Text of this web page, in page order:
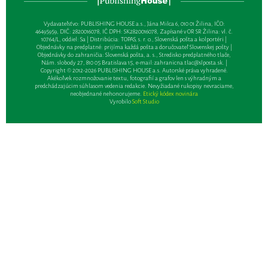
Vydavateľsťvo: PUBLISHING HOUSE a.s., Jána Milca 6, 010 01 Žilina, IČO:
46495959, DIČ: 2820016078, IČ DPH: SK2820016078, Zapísané v OR SR Žilina: vl. č.
10764/L, oddiel: Sa | Distribúcia: TOPAS, s. r. o., Slovenská pošta a kolportéri |
Objednávky na predplatné: prijíma každá pošta a doručovateľ Slovenskej pošty |
Objednávky do zahraničia: Slovenská pošta, a. s., Stredisko predplatného tlače,
Nám. slobody 27, 810 05 Bratislava 15, e-mail:zahranicna.tlac@slposta.sk. |
Copyright © 2012-2026 PUBLISHING HOUSE a.s. Autorské práva vyhradené.
Akékoľvek rozmnožovanie textu, fotografií a grafov len s výhradným a
predchádzajúcim súhlasom vedenia redakcie. Nevyžiadané rukopisy nevraciame,
neobjednané nehonorujeme. Etický kódex novinára
VyrobiloSoft Studio